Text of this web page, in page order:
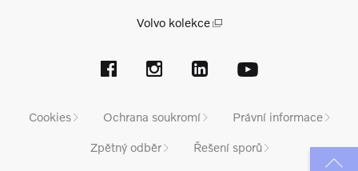
Volvo kolekce
Cookies Ochrana soukromí Právní informace
Zpětný odběr Řešení sporů